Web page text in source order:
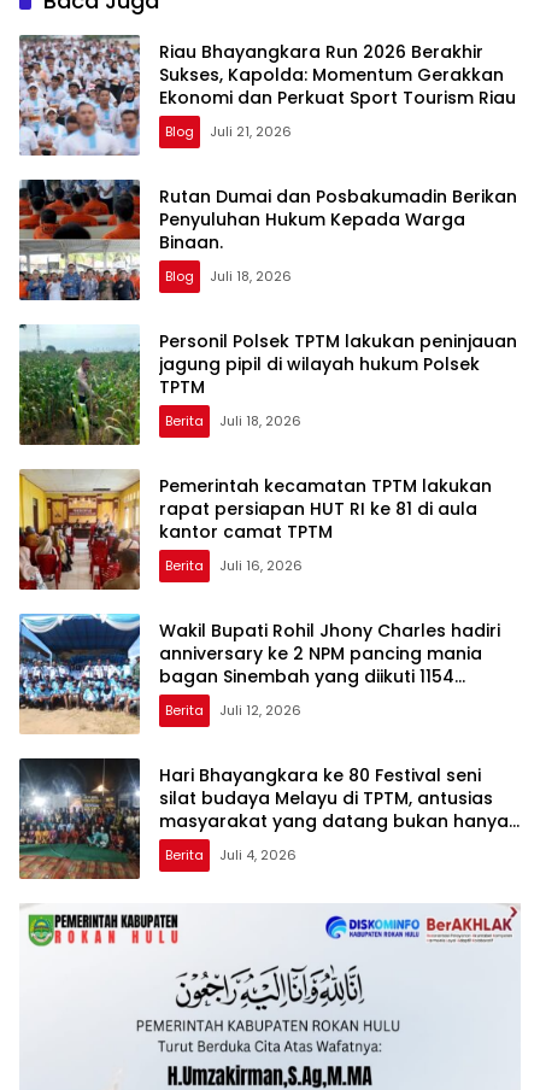
Riau Bhayangkara Run 2026 Berakhir
Sukses, Kapolda: Momentum Gerakkan
Ekonomi dan Perkuat Sport Tourism Riau
Blog Juli 21, 2026
Rutan Dumai dan Posbakumadin Berikan
Penyuluhan Hukum Kepada Warga
Binaan.
Blog Juli 18, 2026
Personil Polsek TPTM lakukan peninjauan
jagung pipil di wilayah hukum Polsek
TPTM
Berita Juli 18, 2026
Pemerintah kecamatan TPTM lakukan
rapat persiapan HUT RI ke 81 di aula
kantor camat TPTM
Berita Juli 16, 2026
Wakil Bupati Rohil Jhony Charles hadiri
anniversary ke 2 NPM pancing mania
bagan Sinembah yang diikuti 1154
peserta dari berbagai wilayah di pulau
sumatera
Berita Juli 12, 2026
Hari Bhayangkara ke 80 Festival seni
silat budaya Melayu di TPTM, antusias
masyarakat yang datang bukan hanya
dari Rohil, bahkan dari luar kabupaten
Rohil
Berita Juli 4, 2026